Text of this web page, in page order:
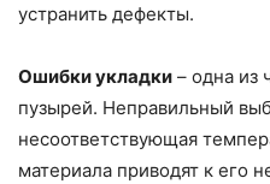
устранить дефекты.
Ошибки укладки – одна из
пузырей. Неправильный
несоответствующая
материала приводят к его